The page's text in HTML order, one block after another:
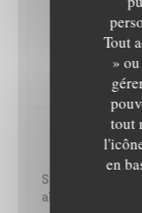
Tout
»
tout
en
Munster
Sablé à la
abricot romarin.